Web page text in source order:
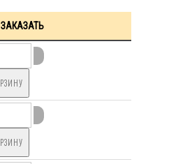
ЗАКАЗАТЬ